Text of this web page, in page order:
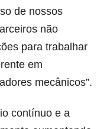
de nossos
não
para trabalhar
em
mecânicos”.
contínuo e a